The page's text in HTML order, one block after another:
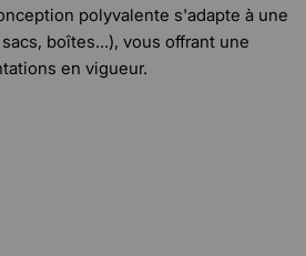
polyvalente s'adapte à une
boîtes...), vous offrant une
en vigueur.